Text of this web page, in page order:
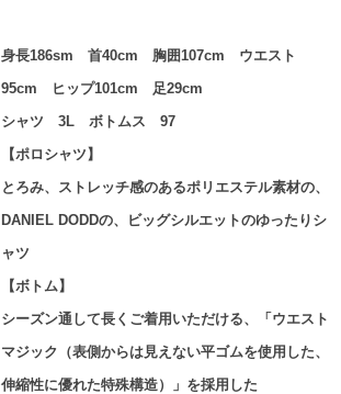
身長186sm 首40cm 胸囲107cm ウエスト
95cm ヒップ101cm 足29cm
シャツ 3L ボトムス 97
【ポロシャツ】
とろみ、ストレッチ感のあるポリエステル素材の、
DANIEL DODDの、ビッグシルエットのゆったりシ
ャツ
【ボトム】
シーズン通して長くご着用いただける、「ウエスト
マジック（表側からは見えない平ゴムを使用した、
伸縮性に優れた特殊構造）」を採用した